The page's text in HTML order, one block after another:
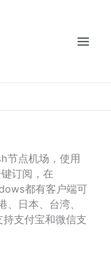
节点机场，使用
订阅，在
都有客户端可
、日本、台湾、
支付宝和微信支